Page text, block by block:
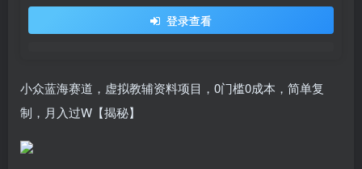
登录查看
小众蓝海赛道，虚拟教辅资料项目，0门槛0成本，简单复
制，月入过W【揭秘】